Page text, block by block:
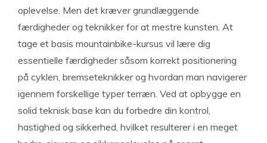
oplevelse. Men det kræver grundlæggende
færdigheder og teknikker for at mestre kunsten. At
tage et basis mountainbike-kursus vil lære dig
essentielle færdigheder såsom korrekt positionering
på cyklen, bremseteknikker og hvordan man navigerer
igennem forskellige typer terræn. Ved at opbygge en
solid teknisk base kan du forbedre din kontrol,
hastighed og sikkerhed, hvilket resulterer i en meget